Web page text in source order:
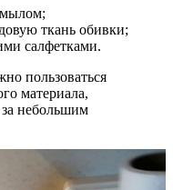
мылом;
ткань обивки;
салфетками.
пользоваться
материала,
небольшим